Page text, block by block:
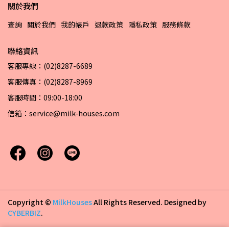
關於我們
查詢 關於我們 我的帳戶 退款政策 隱私政策 服務條款
聯絡資訊
客服專線：(02)8287-6689
客服傳真：(02)8287-8969
客服時間：09:00-18:00
信箱：service@milk-houses.com
Copyright © MilkHousesAll Rights Reserved. Designed by
CYBERBIZ.